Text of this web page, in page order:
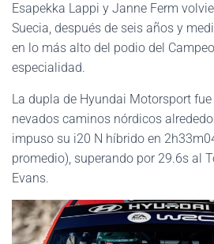
Esapekka Lappi y Janne Ferm
Suecia, después de seis años y
en lo más alto del podio del
especialidad.
La dupla de Hyundai Motorsport
nevados caminos nórdicos
impuso su i20 N híbrido en
promedio), superando por 29.6s al
Evans.